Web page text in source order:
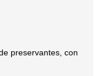
preservantes, con